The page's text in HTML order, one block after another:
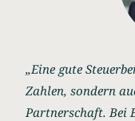
„Eine gute
Zahlen, sondern
Partnerschaft. Bei